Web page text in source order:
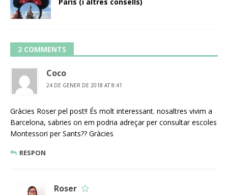
2 COMMENTS
Coco
24 DE GENER DE 2018 AT 8:41
Gràcies Roser pel post!! És molt interessant. nosaltres vivim a
Barcelona, sabries on em podria adreçar per consultar escoles
Montessori per Sants?? Gràcies
RESPON
Roser